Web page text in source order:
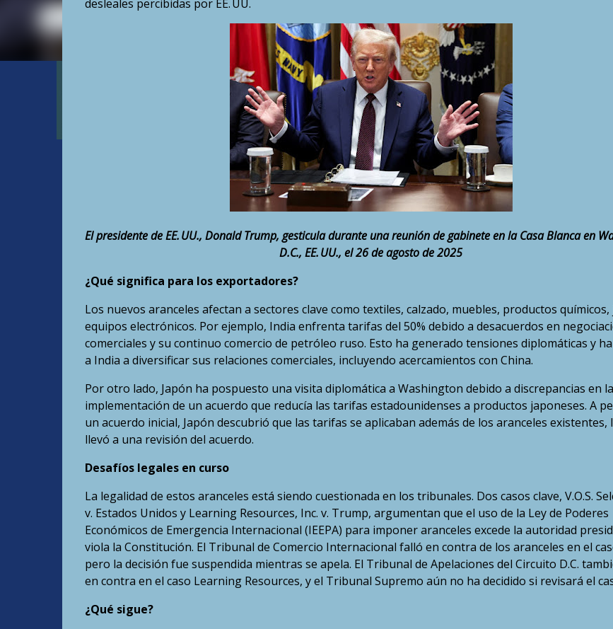
desleales percibidas por EE. UU.
El presidente de EE. UU., Donald Trump, gesticula durante una reunión de gabinete en la Casa Blanca en
D.C., EE. UU., el 26 de agosto de 2025
¿Qué significa para los exportadores?
Los nuevos aranceles afectan a sectores clave como textiles, calzado, muebles, productos
equipos electrónicos. Por ejemplo, India enfrenta tarifas del 50% debido a desacuerdos en
comerciales y su continuo comercio de petróleo ruso. Esto ha generado tensiones diplomáticas y
a India a diversificar sus relaciones comerciales, incluyendo acercamientos con China.
Por otro lado, Japón ha pospuesto una visita diplomática a Washington debido a discrepancias en la
implementación de un acuerdo que reducía las tarifas estadounidenses a productos japoneses. A
un acuerdo inicial, Japón descubrió que las tarifas se aplicaban además de los aranceles existentes,
llevó a una revisión del acuerdo.
Desafíos legales en curso
La legalidad de estos aranceles está siendo cuestionada en los tribunales. Dos casos clave, V.O.S.
v. Estados Unidos y Learning Resources, Inc. v. Trump, argumentan que el uso de la Ley de Poderes
Económicos de Emergencia Internacional (IEEPA) para imponer aranceles excede la autoridad
viola la Constitución. El Tribunal de Comercio Internacional falló en contra de los aranceles en el
pero la decisión fue suspendida mientras se apela. El Tribunal de Apelaciones del Circuito D.C.
en contra en el caso Learning Resources, y el Tribunal Supremo aún no ha decidido si revisará el
¿Qué sigue?